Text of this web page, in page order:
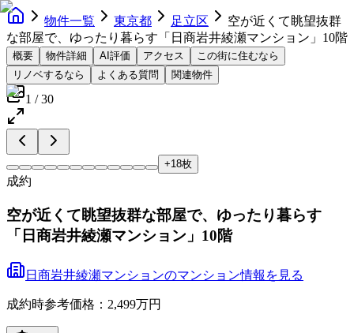
物件一覧 東京都 足立区
空が近くて眺望抜群
な部屋で、ゆったり暮らす「日商岩井綾瀬マンション」10階
概要 物件詳細 AI評価 アクセス
この街に住むなら
リノベするなら
よくある質問 関連物件
1 /30
+18枚
成約
空が近くて眺望抜群な部屋で、ゆったり暮らす
「日商岩井綾瀬マンション」10階
日商岩井綾瀬マンションのマンション情報を見る
成約時参考価格：2,499万円